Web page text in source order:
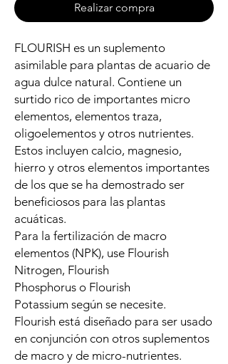
Realizar compra
FLOURISH es un suplemento
asimilable para plantas de acuario de
agua dulce natural. Contiene un
surtido rico de importantes micro
elementos, elementos traza,
oligoelementos y otros nutrientes.
Estos incluyen calcio, magnesio,
hierro y otros elementos importantes
de los que se ha demostrado ser
beneficiosos para las plantas
acuáticas.
Para la fertilización de macro
elementos (NPK), use Flourish
Nitrogen, Flourish
Phosphorus o Flourish
Potassium según se necesite.
Flourish está diseñado para ser usado
en conjunción con otros suplementos
de macro y de micro-nutrientes.